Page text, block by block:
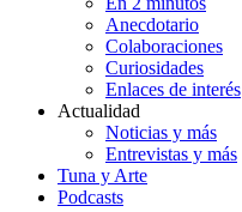
Anecdotario
Colaboraciones
Curiosidades
Enlaces de interés
Actualidad
Noticias y más
Entrevistas y más
Tuna y Arte
Podcasts